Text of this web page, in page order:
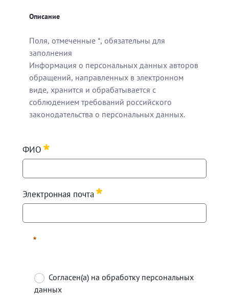
Описание
Поля, отмеченные *, обязательны для
заполнения
Информация о персональных данных авторов
обращений, направленных в электронном
виде, хранится и обрабатывается с
соблюдением требований российского
законодательства о персональных данных.
Информация о персональных данных авторов
ФИО
Электронная почта
Согласен(а) на обработку персональных
данных